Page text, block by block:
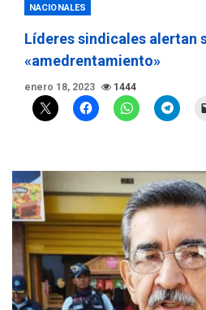
NACIONALES
Líderes sindicales alertan
«amedrentamiento»
enero 18, 2023 1444